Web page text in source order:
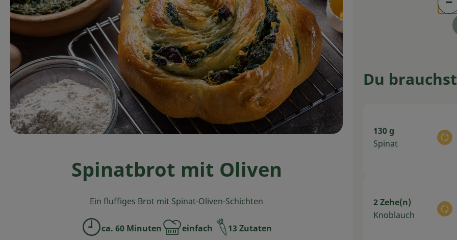
Spinatbrot mit Oliven
Ein fluffiges Brot mit Spinat-Oliven-Schichten
Zubreitungszeit:
ca. 60 Minuten Schwierigkeit:
einfach 13 Zutaten
Du
130 g
Spinat
2 Zehe(n)
Knoblauch